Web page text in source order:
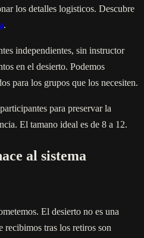
los detalles logisticos. Descubre
.
independientes, sin instructor
en el desierto. Podemos
para los grupos que los necesiten.
para preservar la
El tamano ideal es de 8 a 12.
al sistema
El desierto no es una
recibimos tras los retiros son